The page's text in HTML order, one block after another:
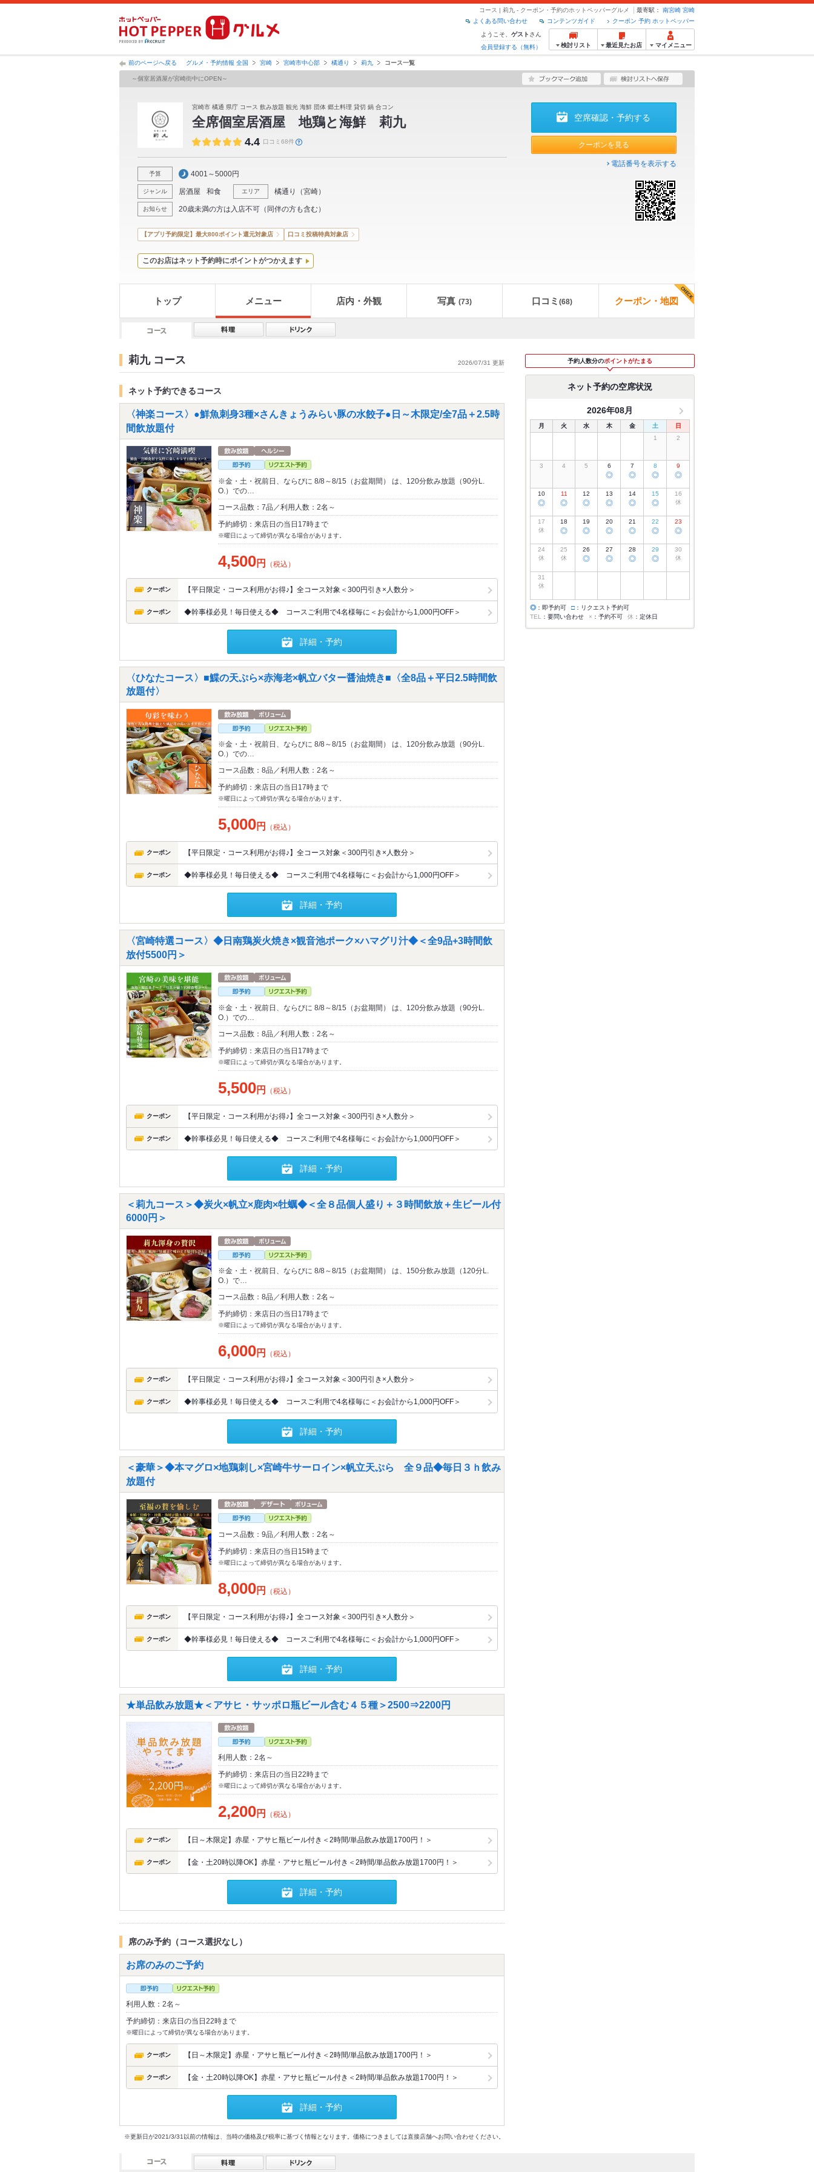
コース | 莉九 - クーポン・予約のホットペッパーグルメ 最寄駅： 南宮崎 宮崎
クーポン 予約 ホットペッパー
コンテンツガイド
よくある問い合わせ
ようこそ、 ゲスト さん
会員登録する（無料）
検討リスト 最近見たお店 マイメニュー
前のページへ戻る グルメ・予約情報 全国 宮崎 宮崎市中心部 橘通り 莉九 コース一覧
～個室居酒屋が宮崎街中にOPEN～
宮崎市 橘通 県庁 コース 飲み放題 観光 海鮮 団体 郷土料理 貸切 鍋 合コン
全席個室居酒屋 地鶏と海鮮 莉九
4.4 口コミ68件
予算 4001～5000円
ジャンル 居酒屋 和食 エリア 橘通り （宮崎）
お知らせ 20歳未満の方は入店不可（同伴の方も含む）
空席確認・予約する
クーポンを見る
電話番号を表示する
【アプリ予約限定】最大800ポイント還元対象店 口コミ投稿特典対象店
このお店はネット予約時にポイントがつかえます
トップ メニュー 店内・外観 写真 (73) 口コミ (68) クーポン・地図
莉九 コース 2026/07/31 更新
ネット予約できるコース
〈神楽コース〉●鮮魚刺身3種×さんきょうみらい豚の水餃子●日～木限定/全7品＋2.5時
間飲放題付
※金・土・祝前日、ならびに 8/8～8/15（お盆期間） は、120分飲み放題（90分L.
O.）での…
コース品数：7品／利用人数：2名～
予約締切：来店日の当日17時まで
※曜日によって締切が異なる場合があります。
4,500円 （税込）
クーポン 【平日限定・コース利用がお得♪】全コース対象＜300円引き×人数分＞
クーポン ◆幹事様必見！毎日使える◆ コースご利用で4名様毎に＜お会計から1,000円OFF＞
詳細・予約
〈ひなたコース〉■鰈の天ぷら×赤海老×帆立バター醤油焼き■〈全8品＋平日2.5時間飲
放題付〉
※金・土・祝前日、ならびに 8/8～8/15（お盆期間） は、120分飲み放題（90分L.
O.）での…
コース品数：8品／利用人数：2名～
予約締切：来店日の当日17時まで
※曜日によって締切が異なる場合があります。
5,000円 （税込）
クーポン 【平日限定・コース利用がお得♪】全コース対象＜300円引き×人数分＞
クーポン ◆幹事様必見！毎日使える◆ コースご利用で4名様毎に＜お会計から1,000円OFF＞
詳細・予約
〈宮崎特選コース〉◆日南鶏炭火焼き×観音池ポーク×ハマグリ汁◆＜全9品+3時間飲
放付5500円＞
※金・土・祝前日、ならびに 8/8～8/15（お盆期間） は、120分飲み放題（90分L.
O.）での…
コース品数：8品／利用人数：2名～
予約締切：来店日の当日17時まで
※曜日によって締切が異なる場合があります。
5,500円 （税込）
クーポン 【平日限定・コース利用がお得♪】全コース対象＜300円引き×人数分＞
クーポン ◆幹事様必見！毎日使える◆ コースご利用で4名様毎に＜お会計から1,000円OFF＞
詳細・予約
＜莉九コース＞◆炭火×帆立×鹿肉×牡蠣◆＜全８品個人盛り＋３時間飲放＋生ビール付
6000円＞
※金・土・祝前日、ならびに 8/8～8/15（お盆期間） は、150分飲み放題（120分L.
O.）で…
コース品数：8品／利用人数：2名～
予約締切：来店日の当日17時まで
※曜日によって締切が異なる場合があります。
6,000円 （税込）
クーポン 【平日限定・コース利用がお得♪】全コース対象＜300円引き×人数分＞
クーポン ◆幹事様必見！毎日使える◆ コースご利用で4名様毎に＜お会計から1,000円OFF＞
詳細・予約
＜豪華＞◆本マグロ×地鶏刺し×宮崎牛サーロイン×帆立天ぷら 全９品◆毎日３ｈ飲み
放題付
コース品数：9品／利用人数：2名～
予約締切：来店日の当日15時まで
※曜日によって締切が異なる場合があります。
8,000円 （税込）
クーポン 【平日限定・コース利用がお得♪】全コース対象＜300円引き×人数分＞
クーポン ◆幹事様必見！毎日使える◆ コースご利用で4名様毎に＜お会計から1,000円OFF＞
詳細・予約
★単品飲み放題★＜アサヒ・サッポロ瓶ビール含む４５種＞2500⇒2200円
利用人数：2名～
予約締切：来店日の当日22時まで
※曜日によって締切が異なる場合があります。
2,200円 （税込）
クーポン 【日～木限定】赤星・アサヒ瓶ビール付き＜2時間/単品飲み放題1700円！＞
クーポン 【金・土20時以降OK】赤星・アサヒ瓶ビール付き＜2時間/単品飲み放題1700円！＞
詳細・予約
席のみ予約（コース選択なし）
お席のみのご予約
利用人数：2名～
予約締切：来店日の当日22時まで
※曜日によって締切が異なる場合があります。
クーポン 【日～木限定】赤星・アサヒ瓶ビール付き＜2時間/単品飲み放題1700円！＞
クーポン 【金・土20時以降OK】赤星・アサヒ瓶ビール付き＜2時間/単品飲み放題1700円！＞
詳細・予約
※更新日が2021/3/31以前の情報は、当時の価格及び税率に基づく情報となります。価格につきましては直接店舗へお問い合わせください。
予約人数分のポイントがたまる
ネット予約の空席状況
2026年08月
月 火 水 木 金 土
日
1
2
3 4 5 6
◎
7
◎
8
◎
9
◎
10
◎
11
◎
12
◎
13
◎
14
◎
15
◎
16
休
17
休
18
◎
19
◎
20
◎
21
◎
22
◎
23
◎
24
休
25
休
26
◎
27
◎
28
◎
29
◎
30
休
31
休
◎ ：即予約可 □ ：リクエスト予約可
TEL
：要問い合わせ × ：予約不可 休 ：定休日